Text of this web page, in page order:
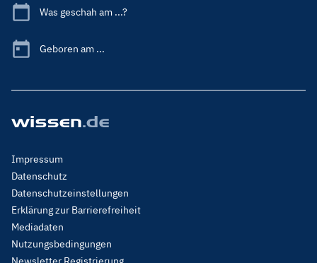
Was geschah am ...?
Geboren am ...
Footer
Menu
Legal
Impressum
Datenschutz
Datenschutzeinstellungen
Erklärung zur Barrierefreiheit
Mediadaten
Nutzungsbedingungen